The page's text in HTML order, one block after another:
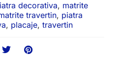
decorativa, matrite
travertin, piatra
, placaje, travertin